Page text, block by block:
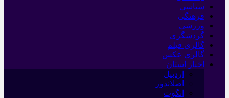
سیاسی
فرهنگی
ورزشی
گردشگری
گالری فیلم
گالری عکس
اخبار استان
اردبیل
اصلاندوز
انگوت